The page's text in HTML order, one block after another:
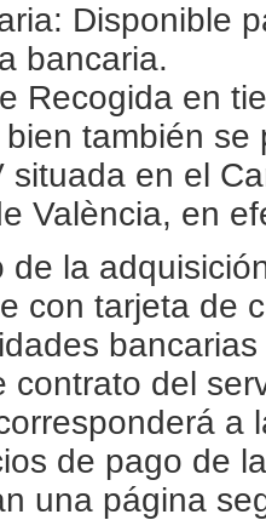
Disponible
bancaria.
Recogida en
también
situada en el
València, en
de la
con tarjeta de
contrato del
a
de pago de
una página